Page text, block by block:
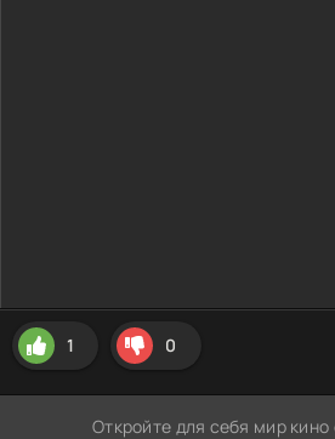
1 0
Откройте для себя мир кино